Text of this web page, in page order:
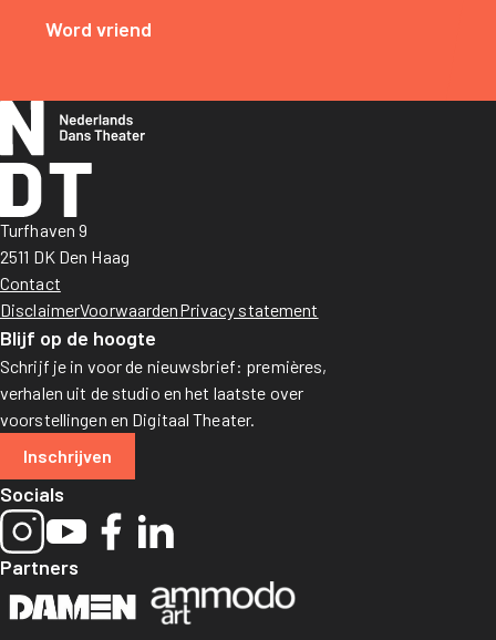
Word vriend
Turfhaven 9
2511 DK Den Haag
Contact
DisclaimerVoorwaardenPrivacy statement
Blijf op de hoogte
Schrijf je in voor de nieuwsbrief: premières,
verhalen uit de studio en het laatste over
voorstellingen en Digitaal Theater.
Inschrijven
Socials
Partners